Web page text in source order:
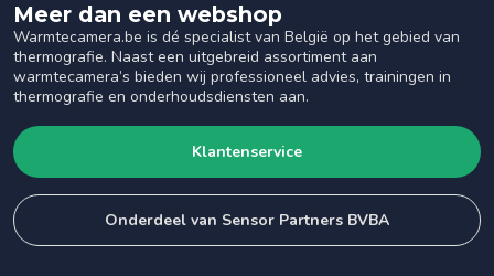
Meer dan een webshop
Warmtecamera.be is dé specialist van België op het gebied van
thermografie. Naast een uitgebreid assortiment aan
warmtecamera’s bieden wij professioneel advies, trainingen in
thermografie en onderhoudsdiensten aan.
Klantenservice
Onderdeel van Sensor Partners BVBA